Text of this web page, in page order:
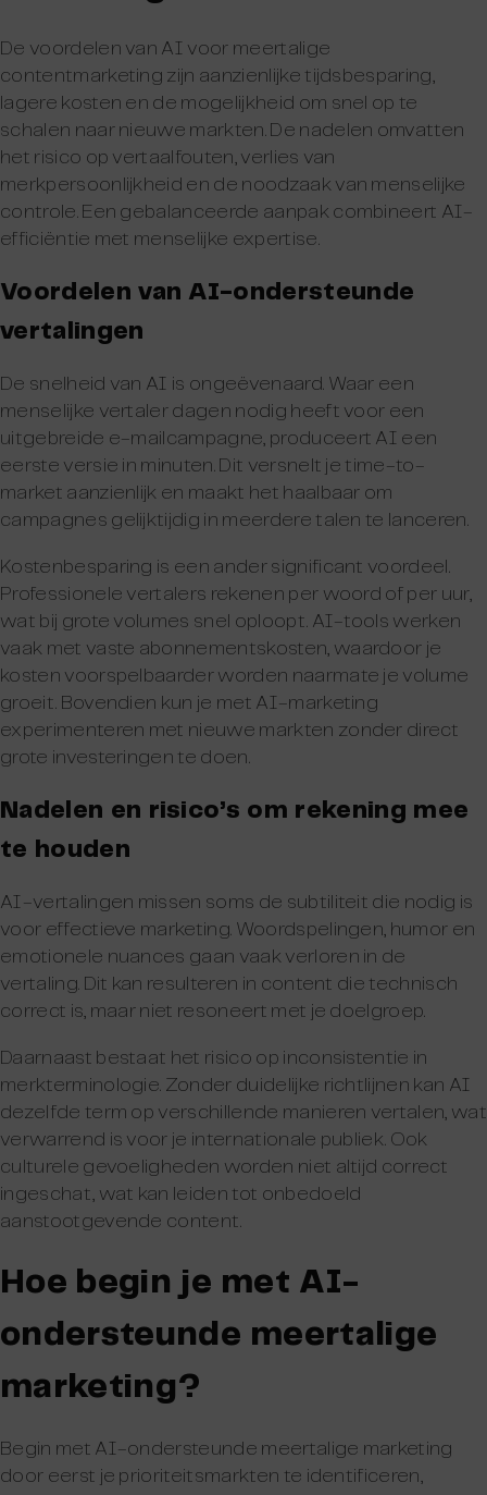
De voordelen van AI voor meertalige
contentmarketing zijn aanzienlijke tijdsbesparing,
lagere kosten en de mogelijkheid om snel op te
schalen naar nieuwe markten. De nadelen omvatten
het risico op vertaalfouten, verlies van
merkpersoonlijkheid en de noodzaak van menselijke
controle. Een gebalanceerde aanpak combineert AI-
efficiëntie met menselijke expertise.
Voordelen van AI-ondersteunde
vertalingen
De snelheid van AI is ongeëvenaard. Waar een
menselijke vertaler dagen nodig heeft voor een
uitgebreide e-mailcampagne, produceert AI een
eerste versie in minuten. Dit versnelt je time-to-
market aanzienlijk en maakt het haalbaar om
campagnes gelijktijdig in meerdere talen te lanceren.
Kostenbesparing is een ander significant voordeel.
Professionele vertalers rekenen per woord of per uur,
wat bij grote volumes snel oploopt. AI-tools werken
vaak met vaste abonnementskosten, waardoor je
kosten voorspelbaarder worden naarmate je volume
groeit. Bovendien kun je met AI-marketing
experimenteren met nieuwe markten zonder direct
grote investeringen te doen.
Nadelen en risico’s om rekening mee
te houden
AI-vertalingen missen soms de subtiliteit die nodig is
voor effectieve marketing. Woordspelingen, humor en
emotionele nuances gaan vaak verloren in de
vertaling. Dit kan resulteren in content die technisch
correct is, maar niet resoneert met je doelgroep.
Daarnaast bestaat het risico op inconsistentie in
merkterminologie. Zonder duidelijke richtlijnen kan AI
dezelfde term op verschillende manieren vertalen, wat
verwarrend is voor je internationale publiek. Ook
culturele gevoeligheden worden niet altijd correct
ingeschat, wat kan leiden tot onbedoeld
aanstootgevende content.
Hoe begin je met AI-
ondersteunde meertalige
marketing?
Begin met AI-ondersteunde meertalige marketing
door eerst je prioriteitsmarkten te identificeren,